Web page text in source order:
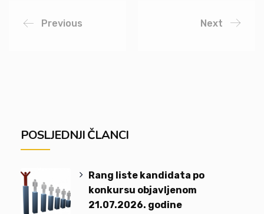
Previous Next
POSLJEDNJI ČLANCI
Rang liste kandidata po
konkursu objavljenom
21.07.2026. godine